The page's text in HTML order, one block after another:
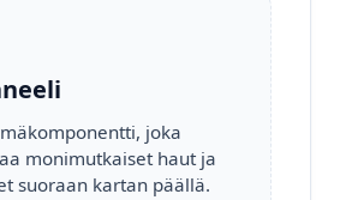
joka
monimutkaiset haut ja
suoraan kartan päällä.